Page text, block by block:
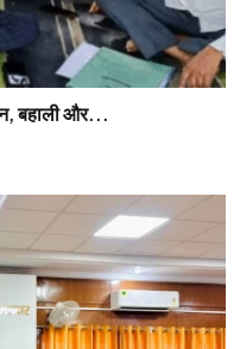
बहाली और...